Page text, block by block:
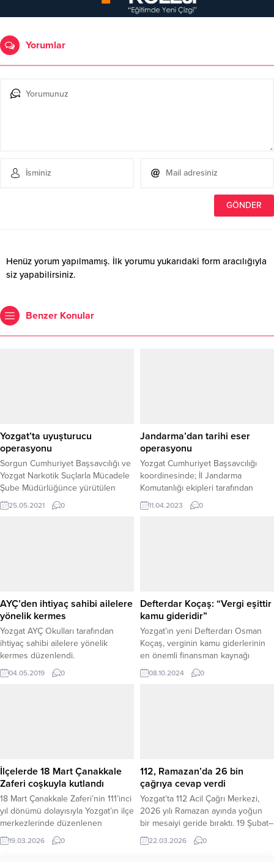
Yorumlar
Henüz yorum yapılmamış. İlk yorumu yukarıdaki form aracılığıyla
siz yapabilirsiniz.
Benzer Konular
Yozgat’ta uyuşturucu
operasyonu
Sorgun Cumhuriyet Başsavcılığı ve
Yozgat Narkotik Suçlarla Mücadele
Şube Müdürlüğünce yürütülen
operasyon kapsamında; O.D. ve
F.Ö.A isimli şüphelilerin
25.05.2021 0
Jandarma’dan tarihi eser
operasyonu
Yozgat Cumhuriyet Başsavcılığı
koordinesinde; İl Jandarma
Komutanlığı ekipleri tarafından
düzenlen tarihi eser
operasyonunda 100 adet sikke, 1
11.04.2023 0
AYÇ’den ihtiyaç sahibi ailelere
yönelik kermes
Yozgat AYÇ Okulları tarafından
ihtiyaç sahibi ailelere yönelik
kermes düzenlendi.
04.05.2019 0
Defterdar Koçaş: “Vergi eşittir
kamu gideridir”
Yozgat’ın yeni Defterdarı Osman
Koçaş, verginin kamu giderlerinin
en önemli finansman kaynağı
olduğunu vurguladı. “Vergi eşittir
kamu gideridir” diyen Koçaş,
08.10.2024 0
İlçelerde 18 Mart Çanakkale
Zaferi coşkuyla kutlandı
18 Mart Çanakkale Zaferi’nin 111’inci
yıl dönümü dolayısıyla Yozgat’ın ilçe
merkezlerinde düzenlenen
programlarda şehitler dualarla
anıldı, anlamlı etkinliklerle tarih bir
19.03.2026 0
112, Ramazan’da 26 bin
çağrıya cevap verdi
Yozgat’ta 112 Acil Çağrı Merkezi,
2026 yılı Ramazan ayında yoğun
bir mesaiyi geride bıraktı. 19 Şubat–
18 Mart tarihlerini kapsayan
dönemde merkeze toplam 26 bin
22.03.2026 0